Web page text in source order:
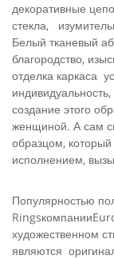
декоративные
стекла,
Белый тканевый
благородство,
отделка каркаса
создание этого
женщиной. А сам
образцом,
исполнением,
Популярностью
художественном
являются